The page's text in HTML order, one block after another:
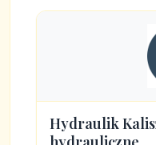
Hydraulik